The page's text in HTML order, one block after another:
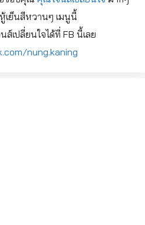
เย็นสีหวานๆ เมนูนี้
เปลี่ยนใจได้ที่ FB นี้เลย
nung.kaning